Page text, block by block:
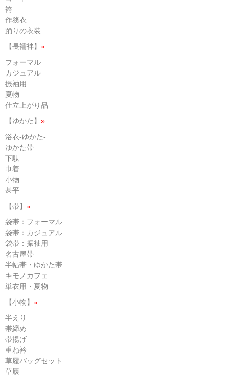
袴
作務衣
踊りの衣装
【長襦袢】 »
フォーマル
カジュアル
振袖用
夏物
仕立上がり品
【ゆかた】 »
浴衣-ゆかた-
ゆかた帯
下駄
巾着
小物
甚平
【帯】 »
袋帯：フォーマル
袋帯：カジュアル
袋帯：振袖用
名古屋帯
半幅帯・ゆかた帯
キモノカフェ
単衣用・夏物
【小物】 »
半えり
帯締め
帯揚げ
重ね衿
草履バッグセット
草履